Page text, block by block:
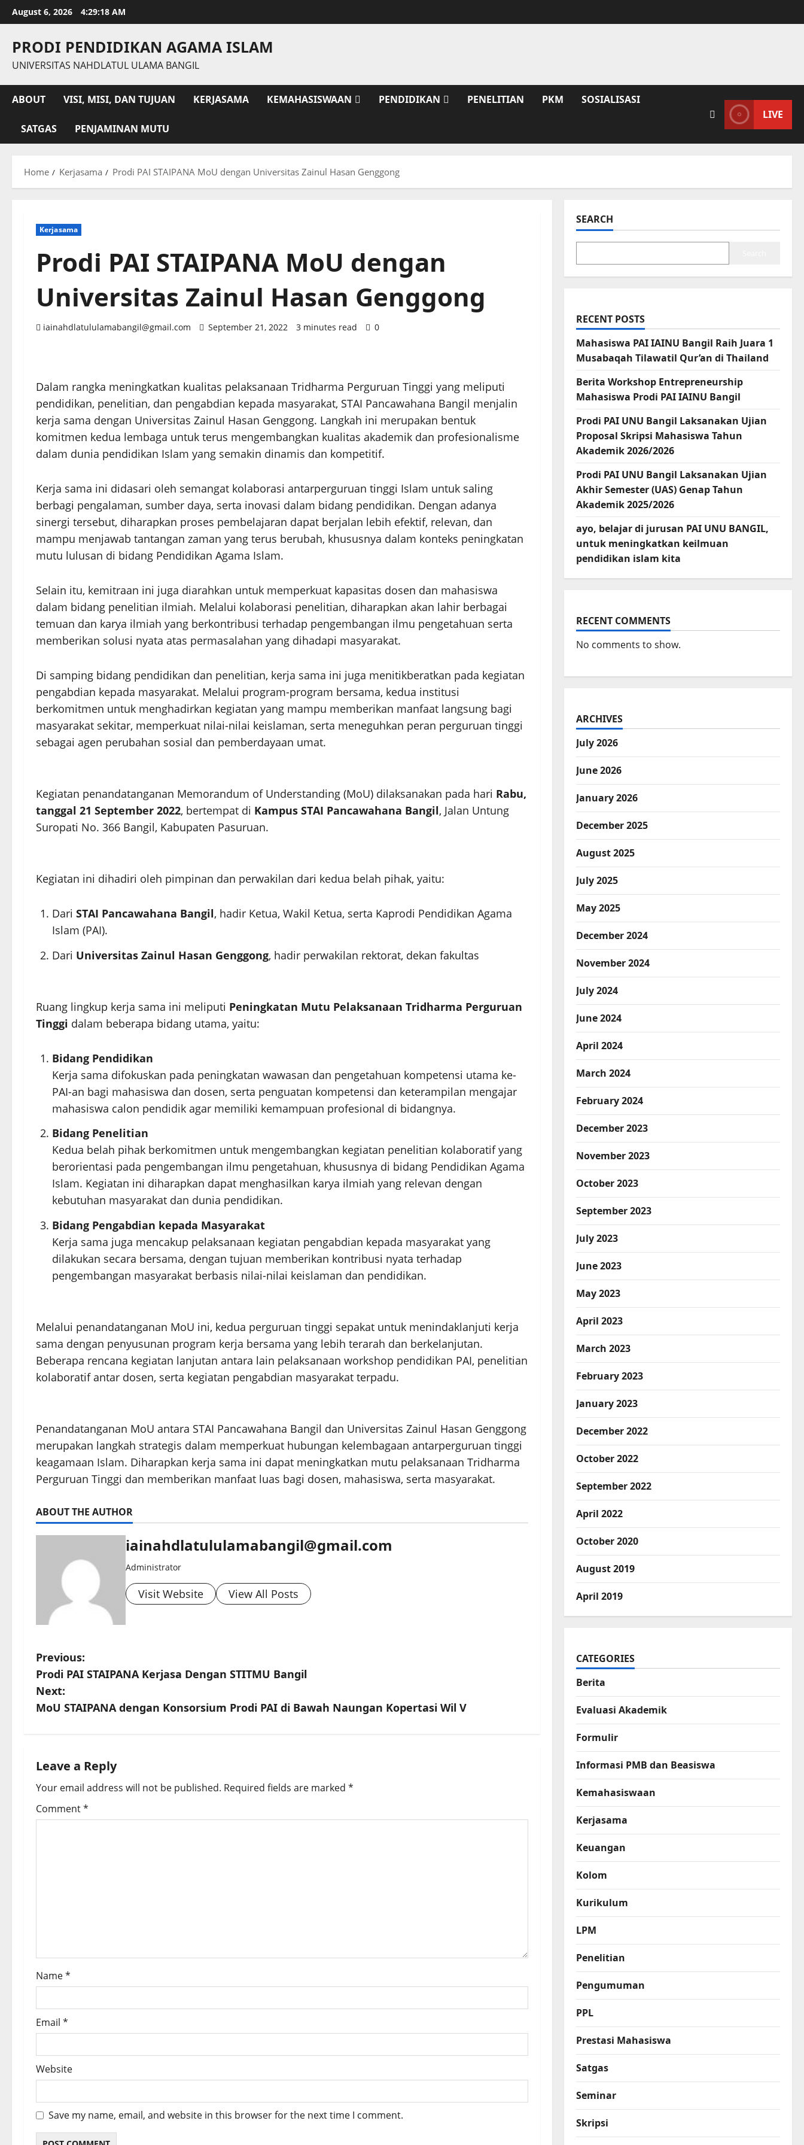
Skip
to
August 6, 2026 4:29:19 AM
PRODI PENDIDIKAN AGAMA ISLAM
UNIVERSITAS NAHDLATUL ULAMA BANGIL
ABOUT VISI, MISI, DAN TUJUAN KERJASAMA KEMAHASISWAAN PENDIDIKAN PENELITIAN PKM SOSIALISASI
SATGAS PENJAMINAN MUTU
LIVE
Home Kerjasama Prodi PAI STAIPANA MoU dengan Universitas Zainul Hasan Genggong
Kerjasama
Prodi PAI STAIPANA MoU dengan
Universitas Zainul Hasan Genggong
iainahdlatululamabangil@gmail.com September 21, 2022 3 minutes read 0
Dalam rangka meningkatkan kualitas pelaksanaan Tridharma Perguruan Tinggi yang meliputi
pendidikan, penelitian, dan pengabdian kepada masyarakat, STAI Pancawahana Bangil menjalin
kerja sama dengan Universitas Zainul Hasan Genggong. Langkah ini merupakan bentuk
komitmen kedua lembaga untuk terus mengembangkan kualitas akademik dan profesionalisme
dalam dunia pendidikan Islam yang semakin dinamis dan kompetitif.
Kerja sama ini didasari oleh semangat kolaborasi antarperguruan tinggi Islam untuk saling
berbagi pengalaman, sumber daya, serta inovasi dalam bidang pendidikan. Dengan adanya
sinergi tersebut, diharapkan proses pembelajaran dapat berjalan lebih efektif, relevan, dan
mampu menjawab tantangan zaman yang terus berubah, khususnya dalam konteks peningkatan
mutu lulusan di bidang Pendidikan Agama Islam.
Selain itu, kemitraan ini juga diarahkan untuk memperkuat kapasitas dosen dan mahasiswa
dalam bidang penelitian ilmiah. Melalui kolaborasi penelitian, diharapkan akan lahir berbagai
temuan dan karya ilmiah yang berkontribusi terhadap pengembangan ilmu pengetahuan serta
memberikan solusi nyata atas permasalahan yang dihadapi masyarakat.
Di samping bidang pendidikan dan penelitian, kerja sama ini juga menitikberatkan pada kegiatan
pengabdian kepada masyarakat. Melalui program-program bersama, kedua institusi
berkomitmen untuk menghadirkan kegiatan yang mampu memberikan manfaat langsung bagi
masyarakat sekitar, memperkuat nilai-nilai keislaman, serta meneguhkan peran perguruan tinggi
sebagai agen perubahan sosial dan pemberdayaan umat.
Kegiatan penandatanganan Memorandum of Understanding (MoU) dilaksanakan pada hari Rabu,
tanggal 21 September 2022, bertempat di Kampus STAI Pancawahana Bangil, Jalan Untung
Suropati No. 366 Bangil, Kabupaten Pasuruan.
Kegiatan ini dihadiri oleh pimpinan dan perwakilan dari kedua belah pihak, yaitu:
Dari STAI Pancawahana Bangil, hadir Ketua, Wakil Ketua, serta Kaprodi Pendidikan Agama
Islam (PAI).
Dari Universitas Zainul Hasan Genggong, hadir perwakilan rektorat, dekan fakultas
Ruang lingkup kerja sama ini meliputi Peningkatan Mutu Pelaksanaan Tridharma Perguruan
Tinggi dalam beberapa bidang utama, yaitu:
Bidang Pendidikan
Kerja sama difokuskan pada peningkatan wawasan dan pengetahuan kompetensi utama ke-
PAI-an bagi mahasiswa dan dosen, serta penguatan kompetensi dan keterampilan mengajar
mahasiswa calon pendidik agar memiliki kemampuan profesional di bidangnya.
Bidang Penelitian
Kedua belah pihak berkomitmen untuk mengembangkan kegiatan penelitian kolaboratif yang
berorientasi pada pengembangan ilmu pengetahuan, khususnya di bidang Pendidikan Agama
Islam. Kegiatan ini diharapkan dapat menghasilkan karya ilmiah yang relevan dengan
kebutuhan masyarakat dan dunia pendidikan.
Bidang Pengabdian kepada Masyarakat
Kerja sama juga mencakup pelaksanaan kegiatan pengabdian kepada masyarakat yang
dilakukan secara bersama, dengan tujuan memberikan kontribusi nyata terhadap
pengembangan masyarakat berbasis nilai-nilai keislaman dan pendidikan.
Melalui penandatanganan MoU ini, kedua perguruan tinggi sepakat untuk menindaklanjuti kerja
sama dengan penyusunan program kerja bersama yang lebih terarah dan berkelanjutan.
Beberapa rencana kegiatan lanjutan antara lain pelaksanaan workshop pendidikan PAI, penelitian
kolaboratif antar dosen, serta kegiatan pengabdian masyarakat terpadu.
Penandatanganan MoU antara STAI Pancawahana Bangil dan Universitas Zainul Hasan Genggong
merupakan langkah strategis dalam memperkuat hubungan kelembagaan antarperguruan tinggi
keagamaan Islam. Diharapkan kerja sama ini dapat meningkatkan mutu pelaksanaan Tridharma
Perguruan Tinggi dan memberikan manfaat luas bagi dosen, mahasiswa, serta masyarakat.
ABOUT THE AUTHOR
iainahdlatululamabangil@gmail.com
Administrator
Visit Website View All Posts
P
o
s
n
a
v
o
n
Previous:
Prodi PAI STAIPANA Kerjasa Dengan STITMU Bangil
Next:
MoU STAIPANA dengan Konsorsium Prodi PAI di Bawah Naungan Kopertasi Wil V
Leave a Reply
Your email address will not be published. Required fields are marked *
Comment*
Name*
Email *
Website
Save my name, email, and website in this browser for the next time I comment.
SEARCH
RECENT POSTS
Mahasiswa PAI IAINU Bangil Raih Juara 1
Musabaqah Tilawatil Qur’an di Thailand
Berita Workshop Entrepreneurship
Mahasiswa Prodi PAI IAINU Bangil
Prodi PAI UNU Bangil Laksanakan Ujian
Proposal Skripsi Mahasiswa Tahun
Akademik 2026/2026
Prodi PAI UNU Bangil Laksanakan Ujian
Akhir Semester (UAS) Genap Tahun
Akademik 2025/2026
ayo, belajar di jurusan PAI UNU BANGIL,
untuk meningkatkan keilmuan
pendidikan islam kita
RECENT COMMENTS
No comments to show.
ARCHIVES
July 2026
June 2026
January 2026
December 2025
August 2025
July 2025
May 2025
December 2024
November 2024
July 2024
June 2024
April 2024
March 2024
February 2024
December 2023
November 2023
October 2023
September 2023
July 2023
June 2023
May 2023
April 2023
March 2023
February 2023
January 2023
December 2022
October 2022
September 2022
April 2022
October 2020
August 2019
April 2019
CATEGORIES
Berita
Evaluasi Akademik
Formulir
Informasi PMB dan Beasiswa
Kemahasiswaan
Kerjasama
Keuangan
Kolom
Kurikulum
LPM
Penelitian
Pengumuman
PPL
Prestasi Mahasiswa
Satgas
Seminar
Skripsi